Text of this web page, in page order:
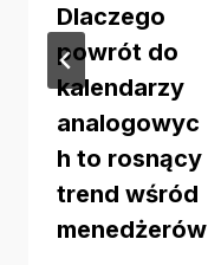
Dlaczego
powrót do
kalendarzy
analogowyc
h to rosnący
trend wśród
menedżerów